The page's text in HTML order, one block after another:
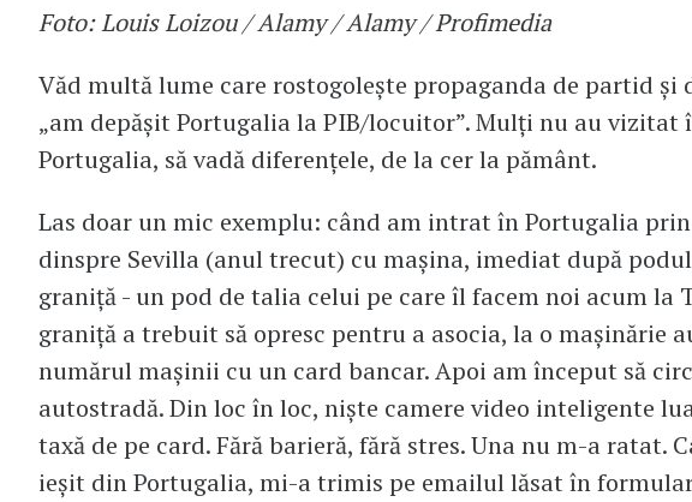
Foto: Louis Loizou / Alamy / Alamy / Profimedia
Văd multă lume care rostogolește propaganda de partid și
„am depășit Portugalia la PIB/locuitor”. Mulți nu au vizitat
Portugalia, să vadă diferențele, de la cer la pământ.
Las doar un mic exemplu: când am intrat în Portugalia
dinspre Sevilla (anul trecut) cu mașina, imediat după
graniță - un pod de talia celui pe care îl facem noi acum la
graniță a trebuit să opresc pentru a asocia, la o mașinărie
numărul mașinii cu un card bancar. Apoi am început să
autostradă. Din loc în loc, niște camere video inteligente
taxă de pe card. Fără barieră, fără stres. Una nu m-a ratat.
ieșit din Portugalia, mi-a trimis pe emailul lăsat în